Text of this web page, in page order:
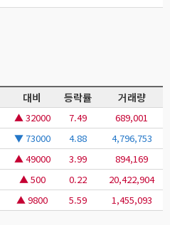
대비 등락률 거래량
▲ 32000 7.49
689,001
▼ 73000 4.88
4,796,753
▲ 49000 3.99
894,169
▲ 500 0.22
20,422,904
▲ 9800 5.59 1,455,093